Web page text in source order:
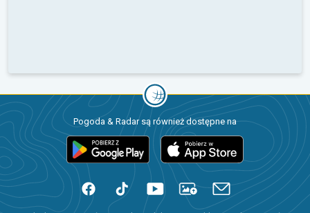
Pogoda & Radar są również dostępne na